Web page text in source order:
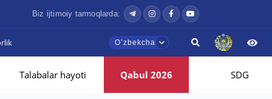
Biz ijtimoiy tarmoqlarda:
Oʼzbekcha
Talabalar hayoti Qabul 2026 SDG